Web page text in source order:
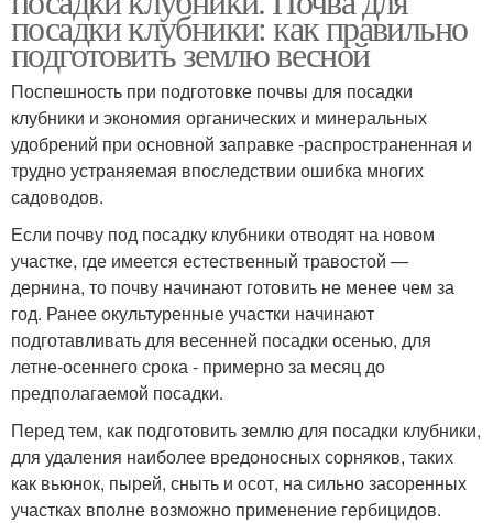
посадки клубники: как правильно
подготовить землю весной
Поспешность при подготовке почвы для посадки
клубники и экономия органических и минеральных
удобрений при основной заправке -распространенная и
трудно устраняемая впоследствии ошибка многих
садоводов.
Если почву под посадку клубники отводят на новом
участке, где имеется естественный травостой —
дернина, то почву начинают готовить не менее чем за
год. Ранее окультуренные участки начинают
подготавливать для весенней посадки осенью, для
летне-осеннего срока - примерно за месяц до
предполагаемой посадки.
Перед тем, как подготовить землю для посадки клубники,
для удаления наиболее вредоносных сорняков, таких
как вьюнок, пырей, сныть и осот, на сильно засоренных
участках вполне возможно применение гербицидов.